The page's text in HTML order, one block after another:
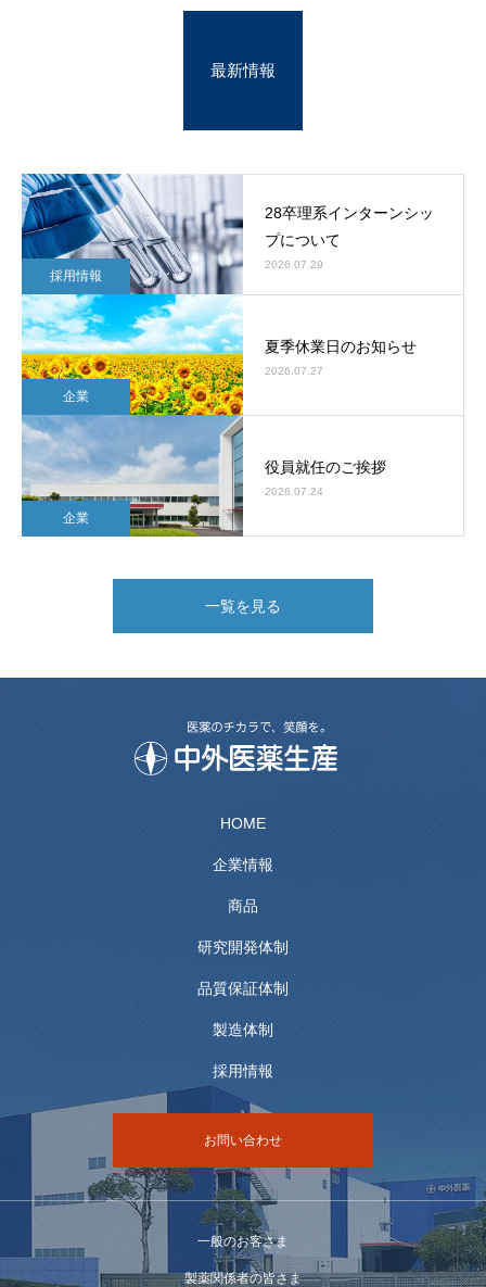
最新情報
採用情報
28卒理系インターンシッ
プについて
2026.07.29
企業
夏季休業日のお知らせ
2026.07.27
企業
役員就任のご挨拶
2026.07.24
一覧を見る
HOME
企業情報
商品
研究開発体制
品質保証体制
製造体制
採用情報
お問い合わせ
一般のお客さま
製薬関係者の皆さま